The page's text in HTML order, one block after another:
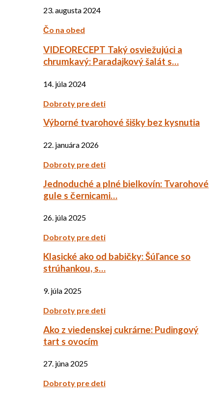
23. augusta 2024
Čo na obed
VIDEORECEPT Taký osviežujúci a
chrumkavý: Paradajkový šalát s…
14. júla 2024
Dobroty pre deti
Výborné tvarohové šišky bez kysnutia
22. januára 2026
Dobroty pre deti
Jednoduché a plné bielkovín: Tvarohové
gule s černicami…
26. júla 2025
Dobroty pre deti
Klasické ako od babičky: Šúľance so
strúhankou, s…
9. júla 2025
Dobroty pre deti
Ako z viedenskej cukrárne: Pudingový
tart s ovocím
27. júna 2025
Dobroty pre deti